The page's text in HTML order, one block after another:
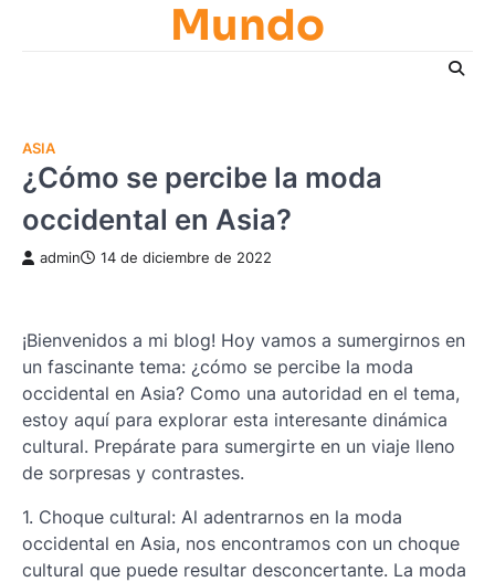
Mundo
ASIA
¿Cómo se percibe la moda
occidental en Asia?
admin 14 de diciembre de 2022
¡Bienvenidos a mi blog! Hoy vamos a sumergirnos en
un fascinante tema: ¿cómo se percibe la moda
occidental en Asia? Como una autoridad en el tema,
estoy aquí para explorar esta interesante dinámica
cultural. Prepárate para sumergirte en un viaje lleno
de sorpresas y contrastes.
1. Choque cultural: Al adentrarnos en la moda
occidental en Asia, nos encontramos con un choque
cultural que puede resultar desconcertante. La moda